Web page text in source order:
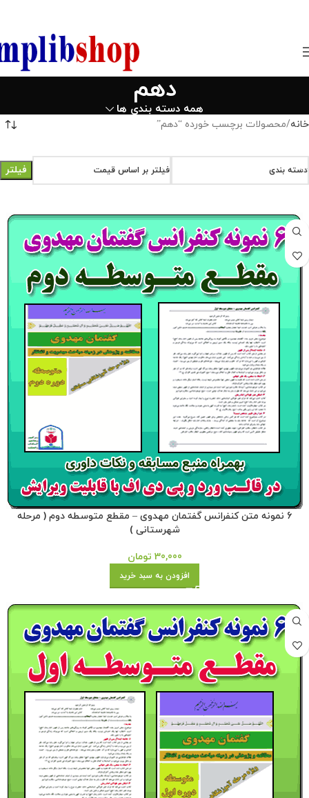
دهم
همه دسته بندی ها
خانه محصولات برچسب خورده “دهم”
دسته بندی فیلتر بر اساس قیمت فیلتر
6 نمونه متن کنفرانس گفتمان مهدوی – مقطع متوسطه دوم ( مرحله
شهرستانی )
30,000 تومان
افزودن به سبد خرید